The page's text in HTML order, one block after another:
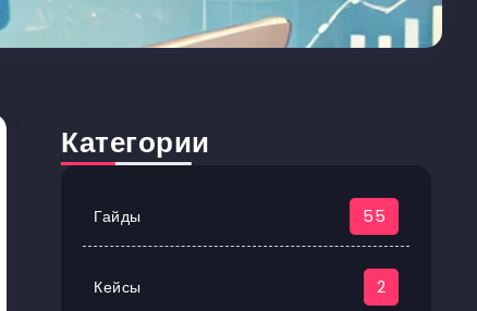
Категории
Гайды 55
Кейсы 2